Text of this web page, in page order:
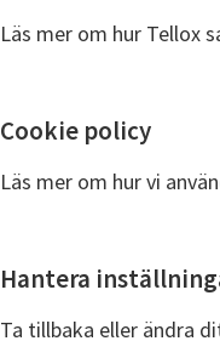
Läs mer om hur Tellox
Cookie policy
Läs mer om hur vi
Hantera
Ta tillbaka eller ändra